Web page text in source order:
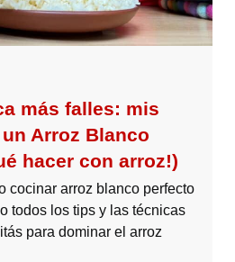
más falles: mis
Arroz Blanco
hacer con arroz!)
cocinar arroz blanco perfecto
todos los tips y las técnicas
para dominar el arroz